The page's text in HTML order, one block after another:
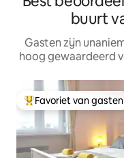
buurt
Gasten zijn
hoog gewaardeerd
Topfavoriet van
Favoriet van gasten